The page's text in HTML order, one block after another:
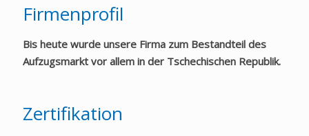
Firmenprofil
Bis heute wurde unsere Firma zum Bestandteil des
Aufzugsmarkt vor allem in der Tschechischen Republik.
Zertifikation